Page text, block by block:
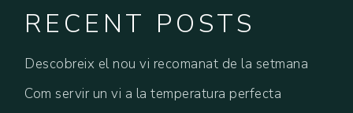
RECENT POSTS
Descobreix el nou vi recomanat de la setmana
Com servir un vi a la temperatura perfecta